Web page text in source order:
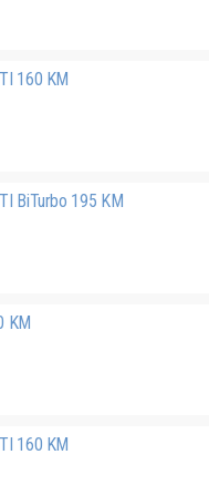
160 KM
BiTurbo 195 KM
KM
160 KM